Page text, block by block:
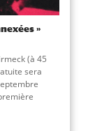
»
(à 45
sera